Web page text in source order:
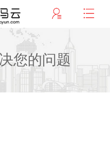
您的问题